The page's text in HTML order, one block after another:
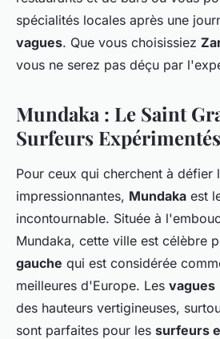
spécialités locales après une
vagues. Que vous choisissiez
vous ne serez pas déçu par
Mundaka : Le Saint
Surfeurs Expérimentés
Pour ceux qui cherchent à défier
impressionnantes, Mundaka est
incontournable. Située à
Mundaka, cette ville est célèbre
gauche qui est considérée
meilleures d'Europe. Les vagues
des hauteurs vertigineuses,
sont parfaites pour les surfeurs